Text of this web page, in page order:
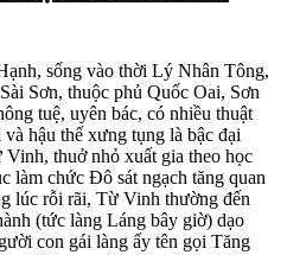
sống vào thời Lý Nhân Tông,
Sơn, thuộc phủ Quốc Oai, Sơn
tuệ, uyên bác, có nhiều thuật
hậu thế xưng tụng là bậc đại
thuở nhỏ xuất gia theo học
làm chức Đô sát ngạch tăng quan
lúc rỗi rãi, Từ Vinh thường đến
(tức làng Láng bây giờ) dạo
con gái làng ấy tên gọi Tăng